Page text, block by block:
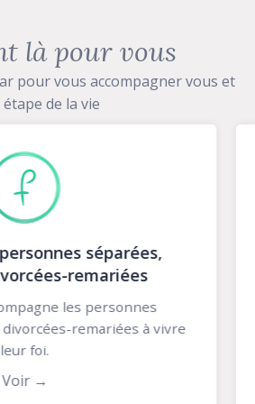
là pour vous
pour vous accompagner vous et
de la vie
ENCEINTE LE GUIDE
toutes les informations pour
enceintes dans leurs 1ères
démarches.
Voir →